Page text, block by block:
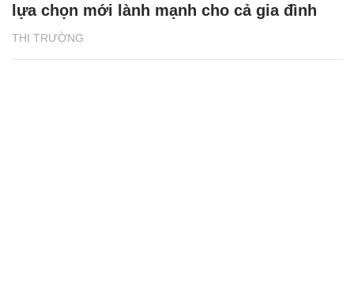
THỊ TRƯỜNG
lựa chọn mới lành mạnh cho cả gia đình